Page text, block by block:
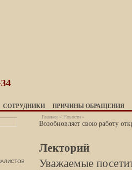
СОТРУДНИКИ ПРИЧИНЫ ОБРАЩЕНИЯ
Главная » Новости »
Возобновляет свою работу
Лекторий
Уважаемые